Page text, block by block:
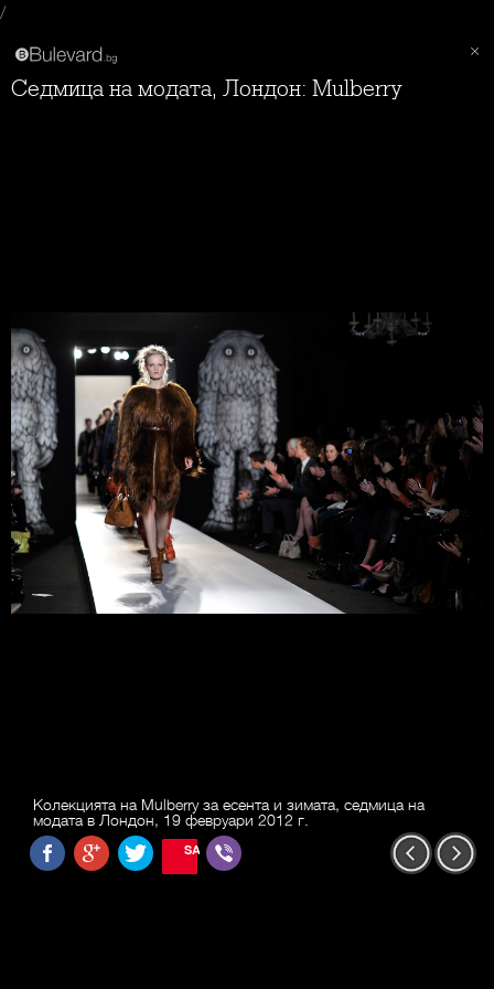
/
Седмица на модата, Лондон: Mulberry
Колекцията на Mulberry за есента и зимата, седмица на
модата в Лондон, 19 февруари 2012 г.
SAVE